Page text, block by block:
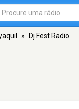
» Dj Fest Radio